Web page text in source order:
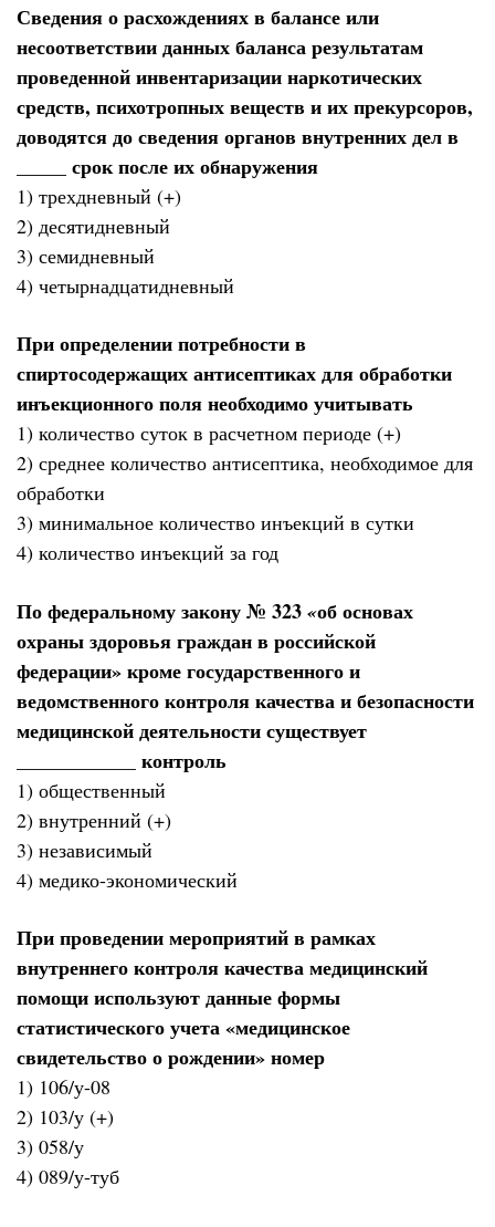
Сведения о расхождениях в балансе или
несоответствии данных баланса результатам
проведенной инвентаризации наркотических
средств, психотропных веществ и их прекурсоров,
доводятся до сведения органов внутренних дел в
_____ срок после их обнаружения
1) трехдневный (+)
2) десятидневный
3) семидневный
4) четырнадцатидневный
При определении потребности в
спиртосодержащих антисептиках для обработки
инъекционного поля необходимо учитывать
1) количество суток в расчетном периоде (+)
2) среднее количество антисептика, необходимое для
обработки
3) минимальное количество инъекций в сутки
4) количество инъекций за год
По федеральному закону № 323 «об основах
охраны здоровья граждан в российской
федерации» кроме государственного и
ведомственного контроля качества и безопасности
медицинской деятельности существует
____________ контроль
1) общественный
2) внутренний (+)
3) независимый
4) медико-экономический
При проведении мероприятий в рамках
внутреннего контроля качества медицинский
помощи используют данные формы
статистического учета «медицинское
свидетельство о рождении» номер
1) 106/у-08
2) 103/у (+)
3) 058/у
4) 089/у-туб